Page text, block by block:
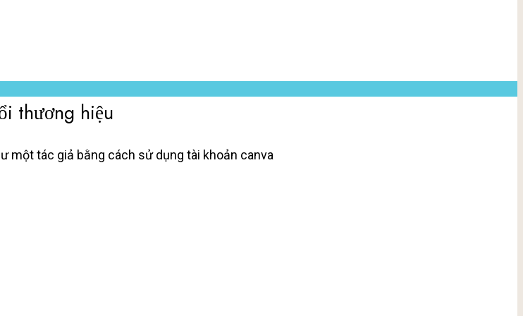
thương hiệu
một tác giả bằng cách sử dụng tài khoản canva